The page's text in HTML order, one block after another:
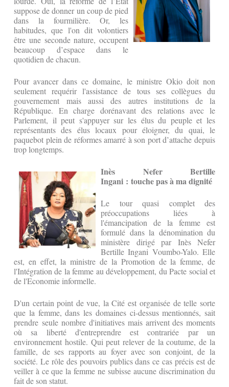
suppose de donner un coup de pied
dans la fourmilière. Or, les
habitudes, que l'on dit volontiers
être une seconde nature, occupent
beaucoup d’espace dans le
quotidien de chacun.
Pour avancer dans ce domaine, le ministre Okio doit non
seulement requérir l'assistance de tous ses collègues du
gouvernement mais aussi des autres institutions de la
République. En charge dorénavant des relations avec le
Parlement, il peut s'appuyer sur les élus du peuple et les
représentants des élus locaux pour éloigner, du quai, le
paquebot plein de réformes amarré à son port d’attache depuis
trop longtemps.
Inès Nefer Bertille
Ingani : touche pas à ma dignité
Le tour quasi complet des
préoccupations liées à
l'émancipation de la femme est
formulé dans la dénomination du
ministère dirigé par Inès Nefer
Bertille Ingani Voumbo-Yalo. Elle
est, en effet, la ministre de la Promotion de la femme, de
l'Intégration de la femme au développement, du Pacte social et
de l'Economie informelle.
D'un certain point de vue, la Cité est organisée de telle sorte
que la femme, dans les domaines ci-dessus mentionnés, sait
prendre seule nombre d'initiatives mais arrivent des moments
où sa liberté d'entreprendre est contrariée par un
environnement hostile. Qui peut relever de la coutume, de la
famille, de ses rapports au foyer avec son conjoint, de la
société. Le rôle des pouvoirs publics dans ce cas précis est de
veiller à ce que la femme ne subisse aucune discrimination du
fait de son statut.